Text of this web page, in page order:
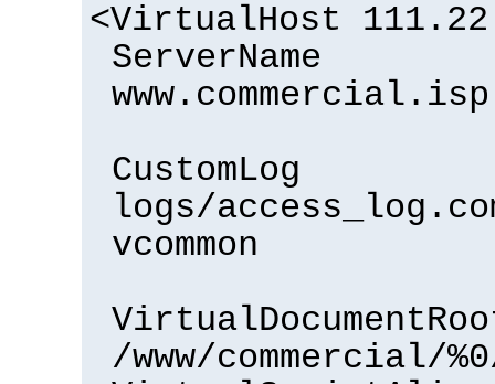
<VirtualHost
ServerName
CustomLog
logs/
vcommon
/www/commercial/